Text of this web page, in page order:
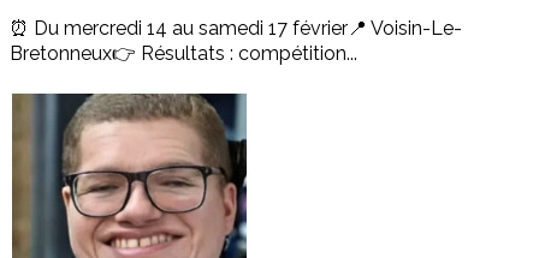
⏰ Du mercredi 14 au samedi 17 février📍 Voisin-Le-
Bretonneux👉 Résultats : compétition...